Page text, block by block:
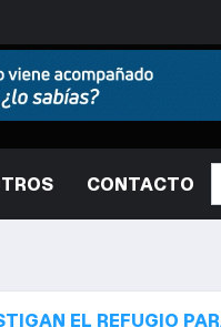
CONTACTO
PARA PERROS